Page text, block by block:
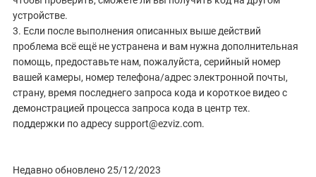
устройстве.
3. Если после выполнения описанных выше действий
проблема всё ещё не устранена и вам нужна дополнительная
помощь, предоставьте нам, пожалуйста, серийный номер
вашей камеры, номер телефона/адрес электронной почты,
страну, время последнего запроса кода и короткое видео с
демонстрацией процесса запроса кода в центр тех.
поддержки по адресу support@ezviz.com.
Недавно обновлено 25/12/2023